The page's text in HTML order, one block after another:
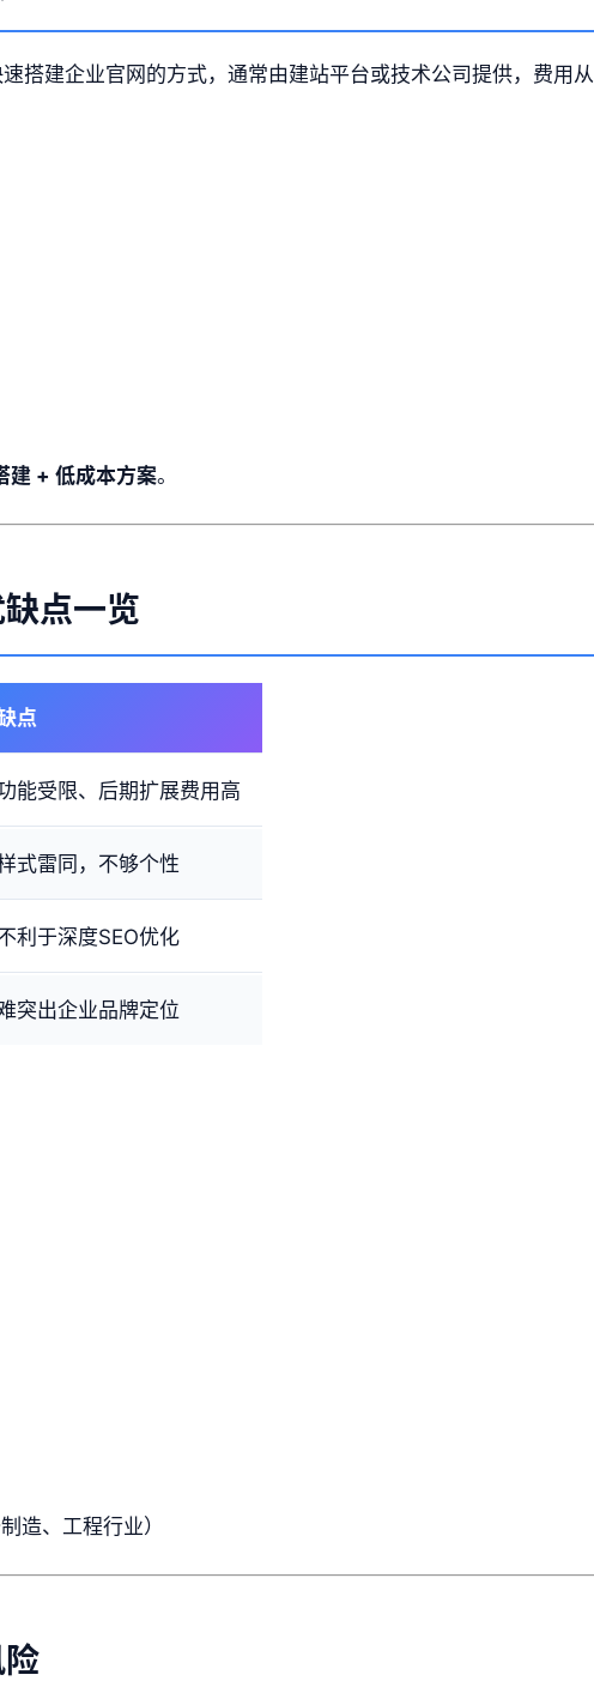
搭建企业官网的方式，通常由建站平台或技术公司提供，费用从
建 + 低成本方案。
点一览
点
能受限、后期扩展费用高
式雷同，不够个性
利于深度SEO优化
突出企业品牌定位
造、工程行业）